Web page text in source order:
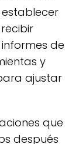
de
y
ajustar
que
después